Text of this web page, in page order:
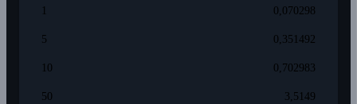
0,070298
5 0,351492
10 0,702983
50 3,5149